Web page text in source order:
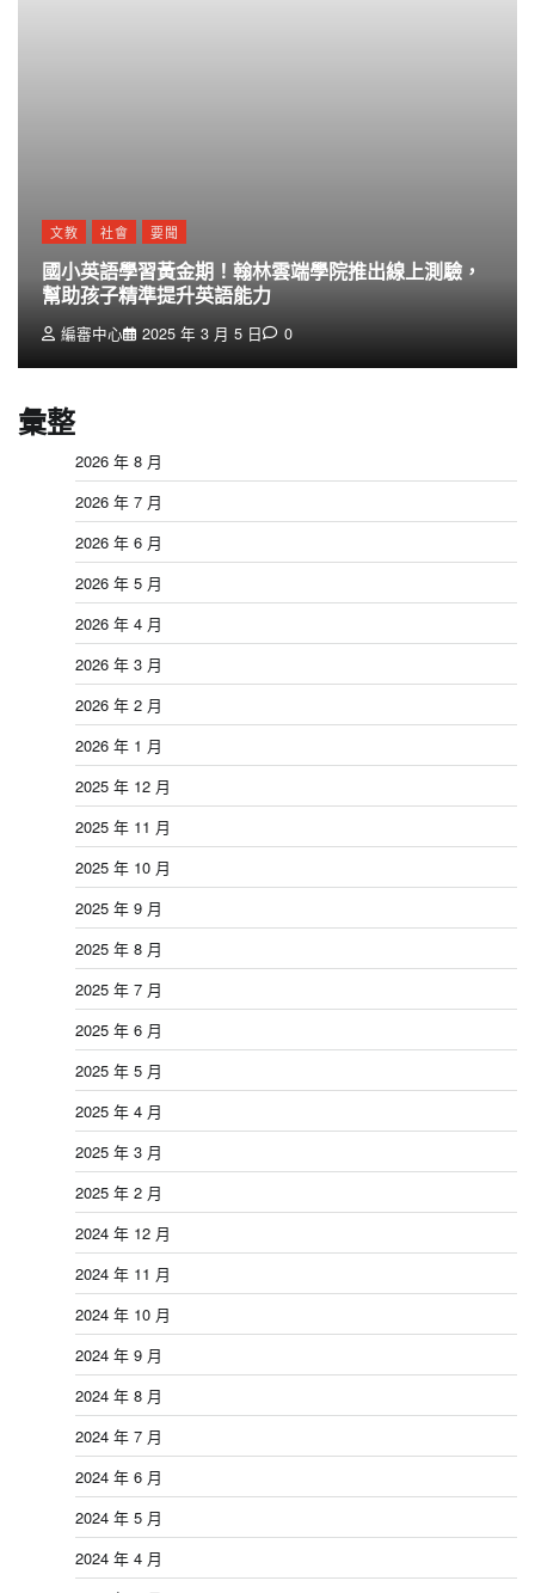
文教 社會 要聞
國小英語學習黃金期！翰林雲端學院推出線上測驗，
幫助孩子精準提升英語能力
編審中心 2025 年 3 月 5 日 0
彙整
2026 年 8 月
2026 年 7 月
2026 年 6 月
2026 年 5 月
2026 年 4 月
2026 年 3 月
2026 年 2 月
2026 年 1 月
2025 年 12 月
2025 年 11 月
2025 年 10 月
2025 年 9 月
2025 年 8 月
2025 年 7 月
2025 年 6 月
2025 年 5 月
2025 年 4 月
2025 年 3 月
2025 年 2 月
2024 年 12 月
2024 年 11 月
2024 年 10 月
2024 年 9 月
2024 年 8 月
2024 年 7 月
2024 年 6 月
2024 年 5 月
2024 年 4 月